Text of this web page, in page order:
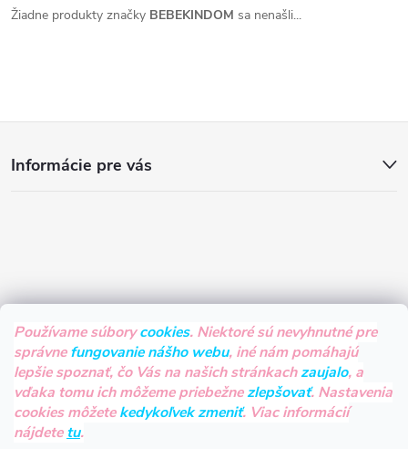
Používame súborycookies. Niektoré sú nevyhnutné pre
správnefungovanie nášho webu, iné nám pomáhajú
lepšie spoznať, čo Vás na našich stránkachzaujalo, a
vďaka tomu ich môžeme priebežnezlepšovať. Nastavenia
cookies môžetekedykoľvek zmeniť. Viac informácií
nájdetetu.
Žiadne produkty značky BEBEKINDOM sa nenašli...
t
e
Informácie pre vás